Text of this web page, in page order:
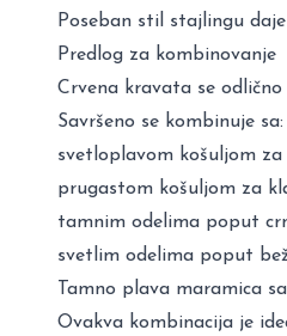
Poseban stil stajlingu daje
Predlog za kombinovanje
Crvena kravata se
Savršeno se kombinuje sa:
svetloplavom košuljom za
prugastom košuljom za
tamnim odelima poput
svetlim odelima poput
Tamno plava maramica
Ovakva kombinacija je